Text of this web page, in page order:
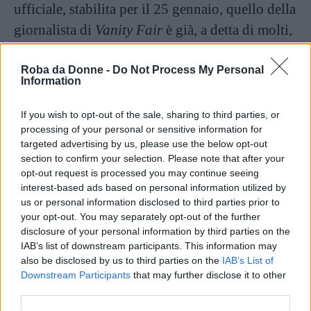
Roba da Donne - Do Not Process My Personal
Information
If you wish to opt-out of the sale, sharing to third parties, or
processing of your personal or sensitive information for
targeted advertising by us, please use the below opt-out
section to confirm your selection. Please note that after your
opt-out request is processed you may continue seeing
interest-based ads based on personal information utilized by
us or personal information disclosed to third parties prior to
your opt-out. You may separately opt-out of the further
disclosure of your personal information by third parties on the
IAB’s list of downstream participants. This information may
also be disclosed by us to third parties on the IAB’s List of
Downstream Participants that may further disclose it to other
ufficiale, stabilita per il 25 gennaio, quello della
giornalista di Vanity Fair è già, a detta di molti,
La Orth ricostruisce al suo interno uno dei casi
di cronaca che più hanno sconvolto il mondo
della moda e tutta l’opinione pubblica,
vent’anni fa: Gianni Versace, uno degli stilisti
più apprezzati dalle celebrity, viene ucciso a
colpi di pistola mentre si trova sugli scalini
della splendida villa di Miami dove abita. Era
uscito a prendere il giornale personalmente,
quella mattina, abitudine che lui non aveva e
che, purtroppo, gli è costata la vita. A tendergli
l’agguato mortale Andrew Cunanan, gigolò